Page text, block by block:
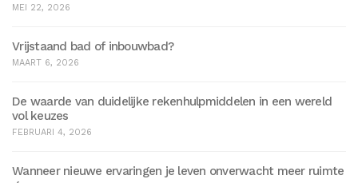
MEI 22, 2026
Vrijstaand bad of inbouwbad?
MAART 6, 2026
De waarde van duidelijke rekenhulpmiddelen in een wereld
vol keuzes
FEBRUARI 4, 2026
Wanneer nieuwe ervaringen je leven onverwacht meer ruimte